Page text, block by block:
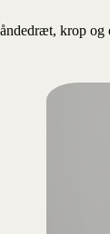
krop og